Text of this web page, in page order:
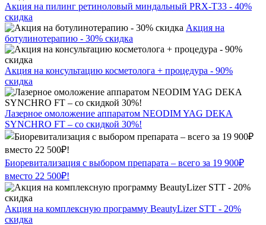
Акция на пилинг ретиноловый миндальный PRX-T33 - 40%
скидка
Акция на
ботулинотерапию - 30% скидка
Акция на консультацию косметолога + процедура - 90%
скидка
Лазерное омоложение аппаратом NEODIM YAG DEKA
SYNCHRO FT – со скидкой 30%!
Биоревитализация с выбором препарата – всего за 19 900₽
вместо 22 500₽!
Акция на комплексную программу BeautyLizer STT - 20%
скидка